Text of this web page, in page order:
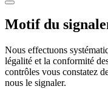
Motif du
Nous effectuons
légalité et la conformité
contrôles vous constatez
nous le signaler.